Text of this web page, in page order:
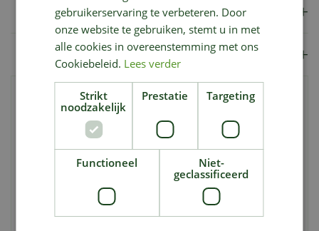
Showroom
Merk
COMPO Duaxo Spray Rozen is een doeltreffende
ziektebestrijder tegen verschillende veelvoorkomende
ziektes bij rozen en andere sierplanten. De spray heeft
een inhoud van 750 ml en is te gebruiken op balkon- en
terrasplanten, rozen en andere sierplanten.
De 2-in-1 formule van COMPO Duaxo Spray Rozen
geneest niet alleen ziektes, maar voorkomt deze ook. Zo
gebruikerservaring te verbeteren. Door
onze website te gebruiken, stemt u in met
alle cookies in overeenstemming met ons
Cookiebeleid. Lees verder
Strikt
noodzakelijk
Prestatie Targeting
Functioneel
Niet-
geclassificeerd